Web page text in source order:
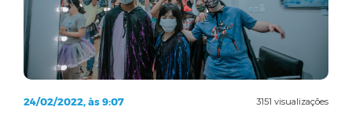
3151 visualizações
24/02/2022, às 9:07